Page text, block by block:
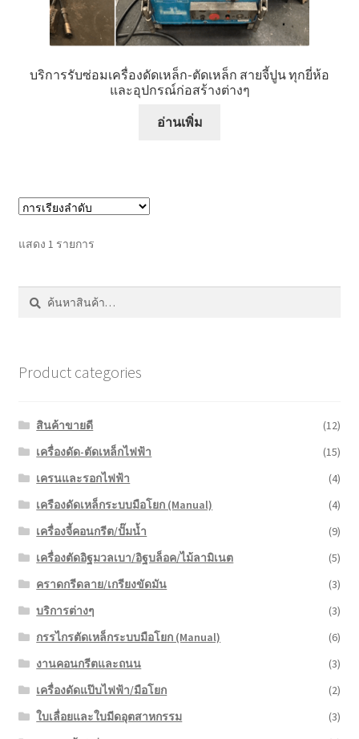
บริการรับซ่อมเครื่องดัดเหล็ก-ตัดเหล็ก สายจี้ปูน ทุกยี่ห้อ
และอุปกรณ์ก่อสร้างต่างๆ
อ่านเพิ่ม
แสดง 1 รายการ
ค้นหา:
ค้นหา
Product categories
สินค้าขายดี
(12)
เครื่องดัด-ตัดเหล็กไฟฟ้า
(15)
เครนและรอกไฟฟ้า
(4)
เครืองดัดเหล็กระบบมือโยก (Manual)
(4)
เครื่องจี้คอนกรีต/ปั๊มน้ำ
(9)
เครื่องตัดอิฐมวลเบา/อิฐบล็อค/ไม้ลามิเนต
(5)
คราดกรีดลาย/เกรียงขัดมัน
(3)
บริการต่างๆ
(3)
กรรไกรตัดเหล็กระบบมือโยก (Manual)
(6)
งานคอนกรีตและถนน
(3)
เครื่องดัดแป๊บไฟฟ้า/มือโยก
(2)
ใบเลื่อยและใบมีดอุตสาหกรรม
(3)